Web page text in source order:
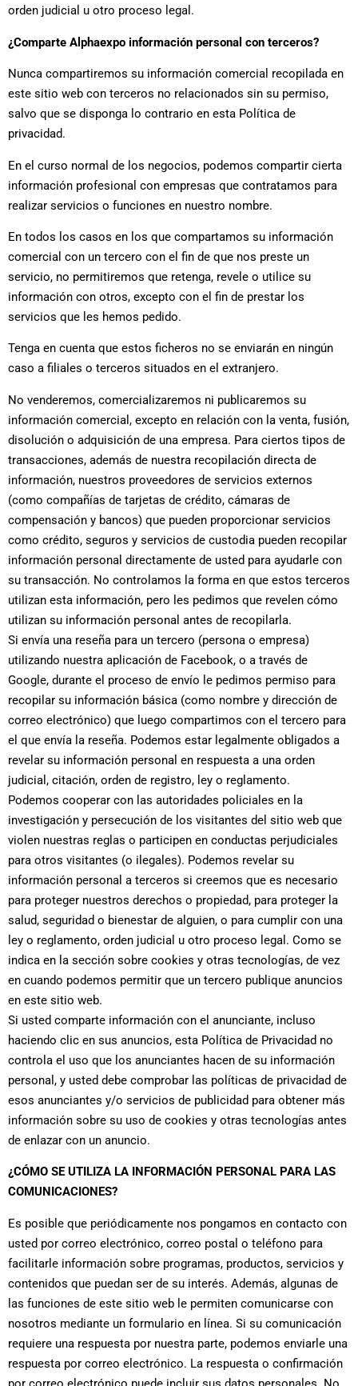
orden judicial u otro proceso legal.
¿Comparte Alphaexpo información personal con terceros?
Nunca compartiremos su información comercial recopilada en
este sitio web con terceros no relacionados sin su permiso,
salvo que se disponga lo contrario en esta Política de
privacidad.
En el curso normal de los negocios, podemos compartir cierta
información profesional con empresas que contratamos para
realizar servicios o funciones en nuestro nombre.
En todos los casos en los que compartamos su información
comercial con un tercero con el fin de que nos preste un
servicio, no permitiremos que retenga, revele o utilice su
información con otros, excepto con el fin de prestar los
servicios que les hemos pedido.
Tenga en cuenta que estos ficheros no se enviarán en ningún
caso a filiales o terceros situados en el extranjero.
No venderemos, comercializaremos ni publicaremos su
información comercial, excepto en relación con la venta, fusión,
disolución o adquisición de una empresa. Para ciertos tipos de
transacciones, además de nuestra recopilación directa de
información, nuestros proveedores de servicios externos
(como compañías de tarjetas de crédito, cámaras de
compensación y bancos) que pueden proporcionar servicios
como crédito, seguros y servicios de custodia pueden recopilar
información personal directamente de usted para ayudarle con
su transacción. No controlamos la forma en que estos terceros
utilizan esta información, pero les pedimos que revelen cómo
utilizan su información personal antes de recopilarla.
Si envía una reseña para un tercero (persona o empresa)
utilizando nuestra aplicación de Facebook, o a través de
Google, durante el proceso de envío le pedimos permiso para
recopilar su información básica (como nombre y dirección de
correo electrónico) que luego compartimos con el tercero para
el que envía la reseña. Podemos estar legalmente obligados a
revelar su información personal en respuesta a una orden
judicial, citación, orden de registro, ley o reglamento.
Podemos cooperar con las autoridades policiales en la
investigación y persecución de los visitantes del sitio web que
violen nuestras reglas o participen en conductas perjudiciales
para otros visitantes (o ilegales). Podemos revelar su
información personal a terceros si creemos que es necesario
para proteger nuestros derechos o propiedad, para proteger la
salud, seguridad o bienestar de alguien, o para cumplir con una
ley o reglamento, orden judicial u otro proceso legal. Como se
indica en la sección sobre cookies y otras tecnologías, de vez
en cuando podemos permitir que un tercero publique anuncios
en este sitio web.
Si usted comparte información con el anunciante, incluso
haciendo clic en sus anuncios, esta Política de Privacidad no
controla el uso que los anunciantes hacen de su información
personal, y usted debe comprobar las políticas de privacidad de
esos anunciantes y/o servicios de publicidad para obtener más
información sobre su uso de cookies y otras tecnologías antes
de enlazar con un anuncio.
¿CÓMO SE UTILIZA LA INFORMACIÓN PERSONAL PARA LAS
COMUNICACIONES?
Es posible que periódicamente nos pongamos en contacto con
usted por correo electrónico, correo postal o teléfono para
facilitarle información sobre programas, productos, servicios y
contenidos que puedan ser de su interés. Además, algunas de
las funciones de este sitio web le permiten comunicarse con
nosotros mediante un formulario en línea. Si su comunicación
requiere una respuesta por nuestra parte, podemos enviarle una
respuesta por correo electrónico. La respuesta o confirmación